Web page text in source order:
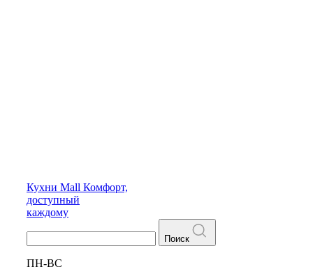
Кухни Mall Комфорт,
доступный
каждому
Поиск
ПН-ВС